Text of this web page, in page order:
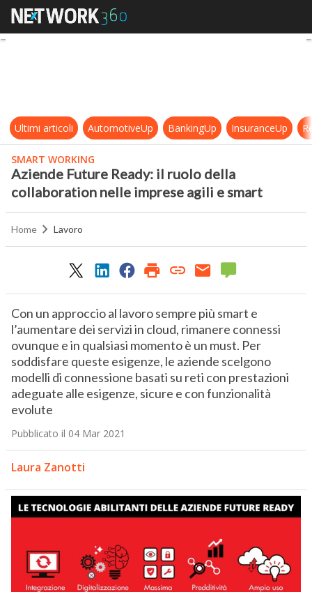
Aziende Future Ready: il ruolo
Ultimi articoli AutomotiveUp BankingUp InsuranceUp
SMART WORKING
Aziende Future Ready: il ruolo della
collaboration nelle imprese agili e smart
Home Lavoro
Con un approccio al lavoro sempre più smart e
l’aumentare dei servizi in cloud, rimanere connessi
ovunque e in qualsiasi momento è un must. Per
soddisfare queste esigenze, le aziende scelgono
modelli di connessione basati su reti con prestazioni
adeguate alle esigenze, sicure e con funzionalità
evolute
Pubblicato il 04 Mar 2021
Laura Zanotti